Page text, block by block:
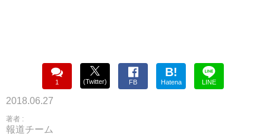
1 (Twitter) FB
B!
Hatena LINE
2018.06.27
著者 :
報道チーム